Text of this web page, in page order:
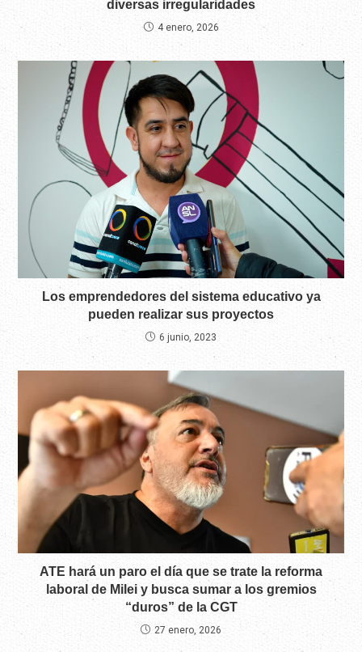
diversas irregularidades
4 enero, 2026
Los emprendedores del sistema educativo ya
pueden realizar sus proyectos
6 junio, 2023
ATE hará un paro el día que se trate la reforma
laboral de Milei y busca sumar a los gremios
“duros” de la CGT
27 enero, 2026